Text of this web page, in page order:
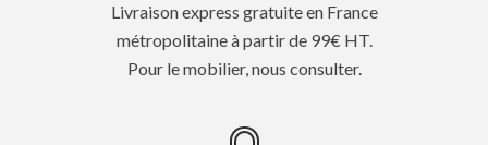
Livraison express gratuite en France
métropolitaine à partir de 99€ HT.
Pour le mobilier, nous consulter.